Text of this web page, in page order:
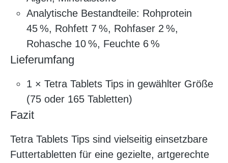
Analytische Bestandteile: Rohprotein
45 %, Rohfett 7 %, Rohfaser 2 %,
Rohasche 10 %, Feuchte 6 %
Lieferumfang
1 × Tetra Tablets Tips in gewählter Größe
(75 oder 165 Tabletten)
Fazit
Tetra Tablets Tips sind vielseitig einsetzbare
Futtertabletten für eine gezielte, artgerechte